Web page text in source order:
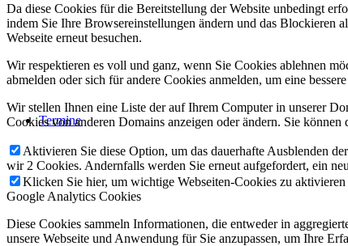
Termine
Da diese Cookies für die Bereitstellung der Website unbedingt
indem Sie Ihre Browsereinstellungen ändern und das Blockieren
Webseite erneut besuchen.
Wir respektieren es voll und ganz, wenn Sie Cookies ablehnen
abmelden oder sich für andere Cookies anmelden, um eine
Wir stellen Ihnen eine Liste der auf Ihrem Computer in unserer
Cookies von anderen Domains anzeigen oder ändern. Sie
Aktivieren Sie diese Option, um das dauerhafte Ausblenden
wir 2 Cookies. Andernfalls werden Sie erneut aufgefordert, ein
Klicken Sie hier, um wichtige Webseiten-Cookies zu
Google Analytics Cookies
Diese Cookies sammeln Informationen, die entweder in
unsere Webseite und Anwendung für Sie anzupassen, um Ihre